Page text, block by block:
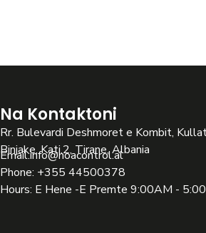
Na Kontaktoni
Rr. Bulevardi Deshmoret e Kombit,
Binjake, Kati.2, Tirane, Albania
Email:info@noacontrol.al
Phone: +355 44500378
Hours: E Hene -E Premte 9:00AM -